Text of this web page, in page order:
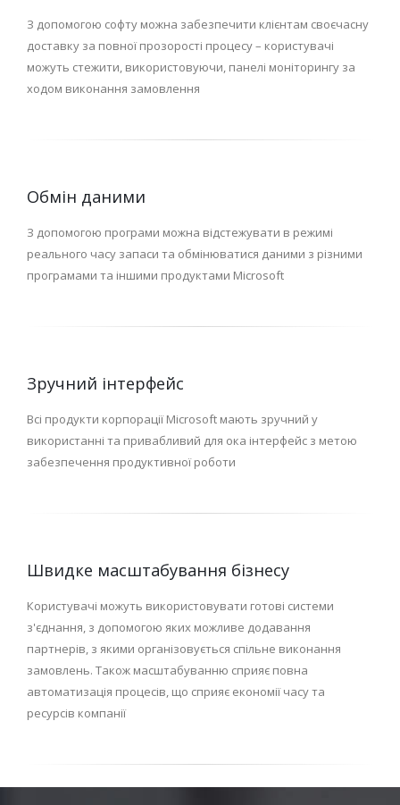
З допомогою софту можна забезпечити клієнтам своєчасну
доставку за повної прозорості процесу – користувачі
можуть стежити, використовуючи, панелі моніторингу за
ходом виконання замовлення
Обмін даними
З допомогою програми можна відстежувати в режимі
реального часу запаси та обмінюватися даними з різними
програмами та іншими продуктами Microsoft
Зручний інтерфейс
Всі продукти корпорації Microsoft мають зручний у
використанні та привабливий для ока інтерфейс з метою
забезпечення продуктивної роботи
Швидке масштабування бізнесу
Користувачі можуть використовувати готові системи
з'єднання, з допомогою яких можливе додавання
партнерів, з якими організовується спільне виконання
замовлень. Також масштабуванню сприяє повна
автоматизація процесів, що сприяє економії часу та
ресурсів компанії